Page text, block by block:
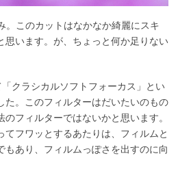
このカットはなかなか綺麗にスキ
思います。が、ちょっと何か足りない
クラシカルソフトフォーカス」とい
た。このフィルターはだいたいのもの
フィルターではないかと思います。
フワッとするあたりは、フィルムと
もあり、フィルムっぽさを出すのに向